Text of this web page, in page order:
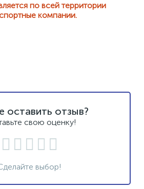
по всей территории
компании.
оставить отзыв?
свою оценку!
выбор!